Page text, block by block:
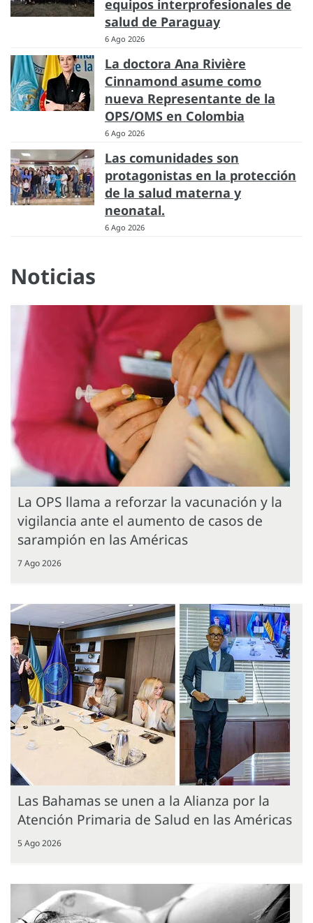
equipos interprofesionales de
salud de Paraguay
6 Ago 2026
La doctora Ana Rivière
Cinnamond asume como
nueva Representante de la
OPS/OMS en Colombia
6 Ago 2026
Las comunidades son
protagonistas en la protección
de la salud materna y
neonatal.
6 Ago 2026
Noticias
La OPS llama a reforzar la vacunación y la
vigilancia ante el aumento de casos de
sarampión en las Américas
7 Ago 2026
Las Bahamas se unen a la Alianza por la
Atención Primaria de Salud en las Américas
5 Ago 2026